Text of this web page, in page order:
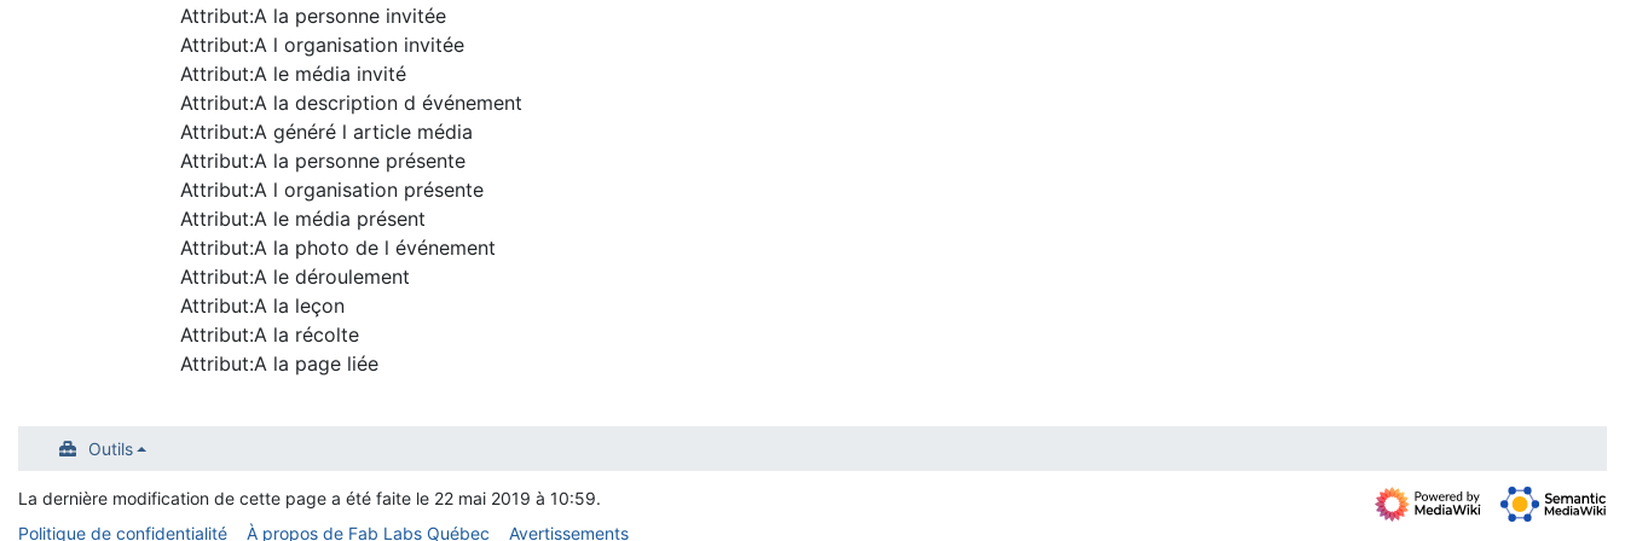
Attribut:A la personne invitée
Attribut:A l organisation invitée
Attribut:A le média invité
Attribut:A la description d événement
Attribut:A généré l article média
Attribut:A la personne présente
Attribut:A l organisation présente
Attribut:A le média présent
Attribut:A la photo de l événement
Attribut:A le déroulement
Attribut:A la leçon
Attribut:A la récolte
Attribut:A la page liée
Outils
La dernière modification de cette page a été faite le 22 mai 2019 à 10:59.
Politique de confidentialité
À propos de Fab Labs Québec Avertissements